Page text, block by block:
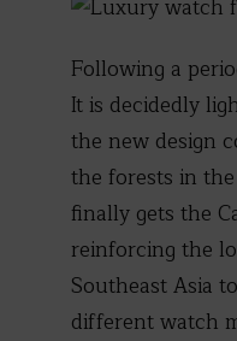
Following a
It is decidedly
the new design
the forests in
finally gets the
reinforcing the
Southeast Asia
different watch